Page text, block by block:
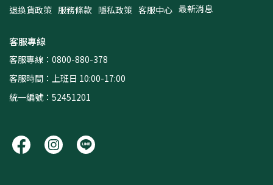
退換貨政策 服務條款 隱私政策 客服中心 最新消息
客服專線
客服專線：0800-880-378
客服時間：上班日 10:00-17:00
統一編號：52451201